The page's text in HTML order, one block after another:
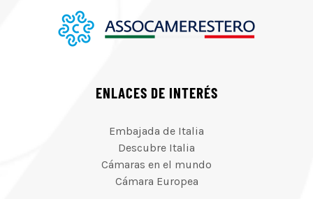
ENLACES DE INTERÉS
Embajada de Italia
Descubre Italia
Cámaras en el mundo
Cámara Europea